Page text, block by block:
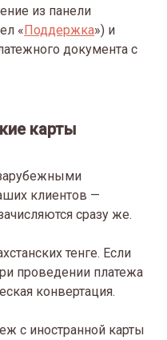
из панели
«Поддержка») и
документа с
карты
клиентов —
сразу же.
тенге. Если
проведении платежа
конвертация.
с иностранной карты